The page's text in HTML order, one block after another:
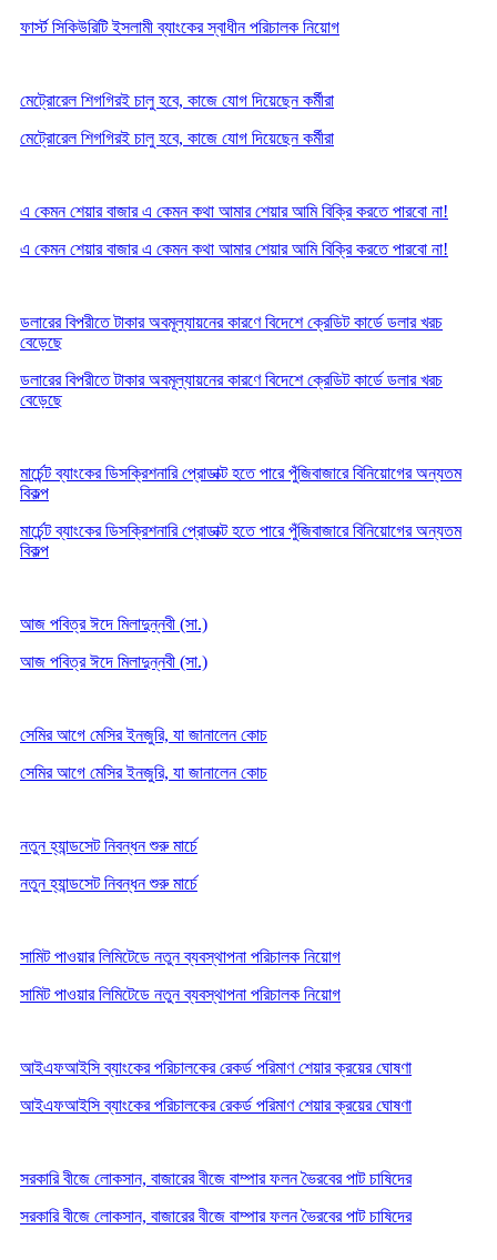
ফার্স্ট সিকিউরিটি ইসলামী ব্যাংকের স্বাধীন পরিচালক নিয়োগ
মেট্রোরেল শিগগিরই চালু হবে, কাজে যোগ দিয়েছেন কর্মীরা
মেট্রোরেল শিগগিরই চালু হবে, কাজে যোগ দিয়েছেন কর্মীরা
এ কেমন শেয়ার বাজার এ কেমন কথা আমার শেয়ার আমি বিক্রি করতে পারবো না!
এ কেমন শেয়ার বাজার এ কেমন কথা আমার শেয়ার আমি বিক্রি করতে পারবো না!
ডলারের বিপরীতে টাকার অবমূল্যায়নের কারণে বিদেশে ক্রেডিট কার্ডে ডলার খরচ
বেড়েছে
ডলারের বিপরীতে টাকার অবমূল্যায়নের কারণে বিদেশে ক্রেডিট কার্ডে ডলার খরচ
বেড়েছে
মার্চেন্ট ব্যাংকের ডিসক্রিশনারি প্রোডাক্ট হতে পারে পুঁজিবাজারে বিনিয়োগের অন্যতম
বিকল্প
মার্চেন্ট ব্যাংকের ডিসক্রিশনারি প্রোডাক্ট হতে পারে পুঁজিবাজারে বিনিয়োগের অন্যতম
বিকল্প
আজ পবিত্র ঈদে মিলাদুন্নবী (সা.)
আজ পবিত্র ঈদে মিলাদুন্নবী (সা.)
সেমির আগে মেসির ইনজুরি, যা জানালেন কোচ
সেমির আগে মেসির ইনজুরি, যা জানালেন কোচ
নতুন হ্যান্ডসেট নিবন্ধন শুরু মার্চে
নতুন হ্যান্ডসেট নিবন্ধন শুরু মার্চে
সামিট পাওয়ার লিমিটেডে নতুন ব্যবস্থাপনা পরিচালক নিয়োগ
সামিট পাওয়ার লিমিটেডে নতুন ব্যবস্থাপনা পরিচালক নিয়োগ
আইএফআইসি ব্যাংকের পরিচালকের রেকর্ড পরিমাণ শেয়ার ক্রয়ের ঘোষণা
আইএফআইসি ব্যাংকের পরিচালকের রেকর্ড পরিমাণ শেয়ার ক্রয়ের ঘোষণা
সরকারি বীজে লোকসান, বাজারের বীজে বাম্পার ফলন ভৈরবের পাট চাষিদের
সরকারি বীজে লোকসান, বাজারের বীজে বাম্পার ফলন ভৈরবের পাট চাষিদের